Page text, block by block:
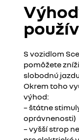
S vozidlom
pomôžete
slobodnú
Okrem toho
výhod:
– štátne
oprávnenosti)
– vyšší strop